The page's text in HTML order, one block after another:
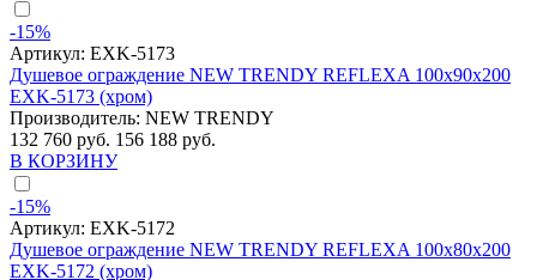
-15%
Артикул: EXK-5173
Душевое ограждение NEW TRENDY REFLEXA 100x90x200
EXK-5173 (хром)
Производитель: NEW TRENDY
132 760 руб. 156 188 руб.
В КОРЗИНУ
-15%
Артикул: EXK-5172
Душевое ограждение NEW TRENDY REFLEXA 100x80x200
EXK-5172 (хром)